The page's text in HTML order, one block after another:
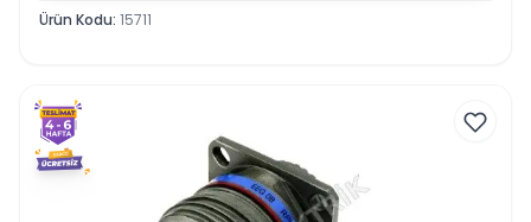
Ürün Kodu: 15711